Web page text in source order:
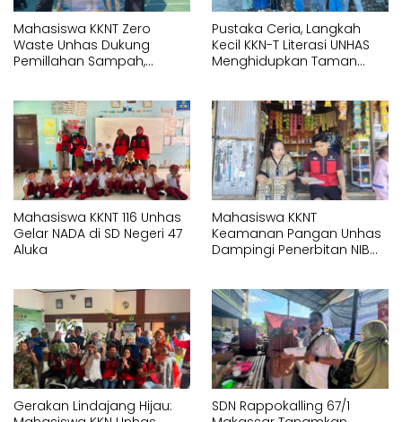
Mahasiswa KKNT Zero
Waste Unhas Dukung
Pemillahan Sampah,
Pustaka Ceria, Langkah
Kecil KKN-T Literasi UNHAS
Menghidupkan Taman
Mahasiswa KKNT 116 Unhas
Gelar NADA di SD Negeri 47
Aluka
Mahasiswa KKNT
Keamanan Pangan Unhas
Dampingi Penerbitan NIB
Gerakan Lindajang Hijau:
SDN Rappokalling 67/1